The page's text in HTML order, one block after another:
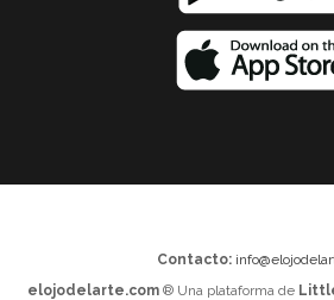
Contacto:
elojodelarte.com® Una plataforma de